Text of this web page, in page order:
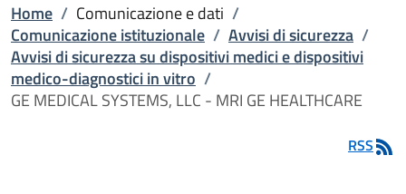
Home / Comunicazione e dati /
Comunicazione istituzionale / Avvisi di sicurezza /
Avvisi di sicurezza su dispositivi medici e dispositivi
medico-diagnostici in vitro /
GE MEDICAL SYSTEMS, LLC - MRI GE HEALTHCARE
RSS